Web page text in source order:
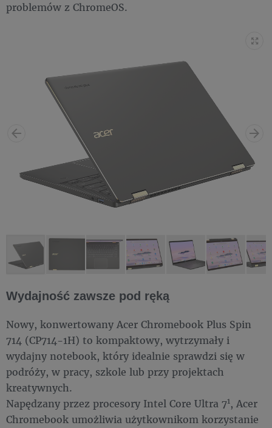
problemów z ChromeOS.
Wydajność zawsze pod ręką
Nowy, konwertowany Acer Chromebook Plus Spin
714 (CP714-1H) to kompaktowy, wytrzymały i
wydajny notebook, który idealnie sprawdzi się w
podróży, w pracy, szkole lub przy projektach
kreatywnych.
Napędzany przez procesory Intel Core Ultra 71, Acer
Chromebook umożliwia użytkownikom korzystanie